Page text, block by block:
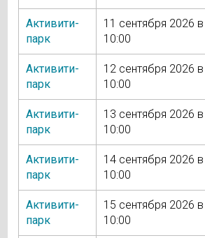
Активити-
парк
11 сентября 2026 в
10:00
Активити-
парк
12 сентября 2026 в
10:00
Активити-
парк
13 сентября 2026 в
10:00
Активити-
парк
14 сентября 2026 в
10:00
Активити-
парк
15 сентября 2026 в
10:00